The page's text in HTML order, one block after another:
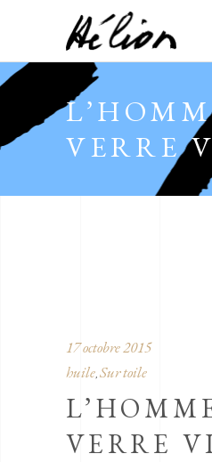
VERRE
17 octobre 2015
huile, Sur toile
VERRE